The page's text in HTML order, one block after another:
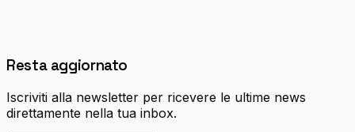
Resta aggiornato
Iscriviti alla newsletter per ricevere le ultime news
direttamente nella tua inbox.